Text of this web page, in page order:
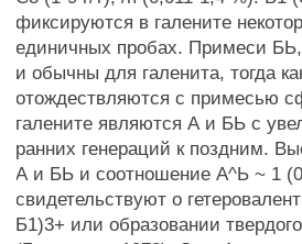
фиксируются в галените
единичных пробах. Примеси
и обычны для галенита, тогда
отождествляются с примесью
галените являются А и БЬ с
ранних генераций к поздним.
А и БЬ и соотношение А^Ь ~ 1
свидетельствуют о
Б1)3+ или образовании